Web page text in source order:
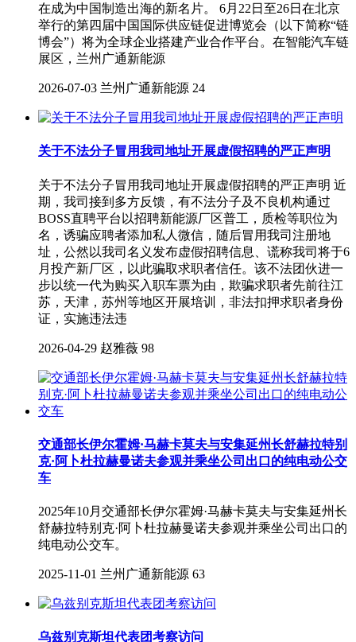
在成为中国制造出海的新名片。 6月22日至26日在北京
举行的第四届中国国际供应链促进博览会（以下简称“链
博会”）将为全球企业搭建产业合作平台。在智能汽车链
展区，兰州广通新能源
2026-07-03 兰州广通新能源 24
关于不法分子冒用我司地址开展虚假招聘的严正声明
关于不法分子冒用我司地址开展虚假招聘的严正声明 近
期，我司接到多方反馈，有不法分子及不良机构通过
BOSS直聘平台以招聘新能源厂区普工，质检等职位为
名，诱骗应聘者添加私人微信，随后冒用我司注册地
址，公然以我司名义发布虚假招聘信息、谎称我司将于6
月投产新厂区，以此骗取求职者信任。该不法团伙进一
步以统一代为购买入职车票为由，欺骗求职者先前往江
苏，天津，苏州等地区开展培训，非法扣押求职者身份
证，实施违法违
2026-04-29 赵雅薇 98
交通部长伊尔霍姆·马赫卡莫夫与安集延州长舒赫拉特别
克·阿卜杜拉赫曼诺夫参观并乘坐公司出口的纯电动公交
车
2025年10月交通部长伊尔霍姆·马赫卡莫夫与安集延州长
舒赫拉特别克·阿卜杜拉赫曼诺夫参观并乘坐公司出口的
纯电动公交车。
2025-11-01 兰州广通新能源 63
乌兹别克斯坦代表团考察访问